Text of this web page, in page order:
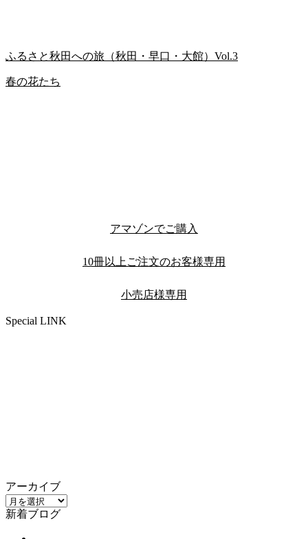
ふるさと秋田への旅（秋田・早口・大館）Vol.3
春の花たち
アマゾンでご購入
10冊以上ご注文のお客様専用
小売店様専用
Special LINK
アーカイブ
ア
ー
新着ブログ